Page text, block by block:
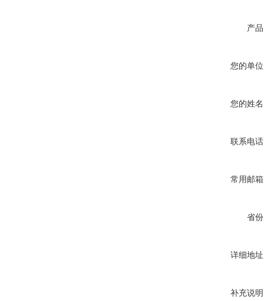
产
您的单
您的姓
联系电
常用邮
省
详细地
补充说